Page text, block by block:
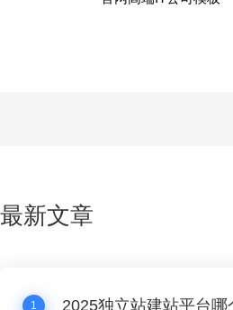
最新文章
1